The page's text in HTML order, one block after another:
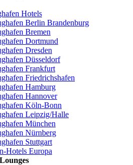
Hotels
Berlin Brandenburg
Bremen
Dortmund
Dresden
Düsseldorf
Frankfurt
Friedrichshafen
Hamburg
Hannover
Köln-Bonn
Leipzig/Halle
München
Nürnberg
Stuttgart
Hotels Europa